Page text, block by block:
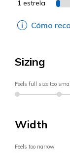
1 estrela
Cómo
Sizing
Feels full size too
Width
Feels too narrow